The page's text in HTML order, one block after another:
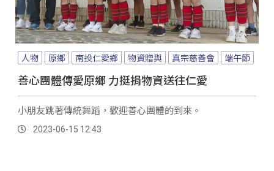
人物 原鄉 南投仁愛鄉 物資贈與 真宗慈善會 端午節
善心團體傳愛原鄉 力挺捐物資送往仁愛
小朋友跳著傳統舞蹈，歡迎善心團體的到來。
2023-06-15 12:43